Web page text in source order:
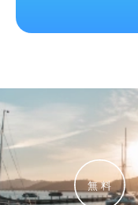
無 料